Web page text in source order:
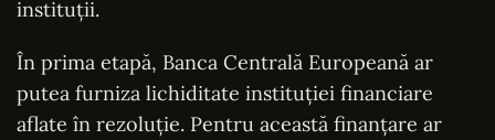
instituții.
În prima etapă, Banca Centrală Europeană ar
putea furniza lichiditate instituției financiare
aflate în rezoluție. Pentru această finanțare ar